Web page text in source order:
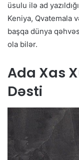
üsulu ilə ad
Keniya, Qvatemala
başqa dünya
ola bilər.
Ada Xas
Dəsti